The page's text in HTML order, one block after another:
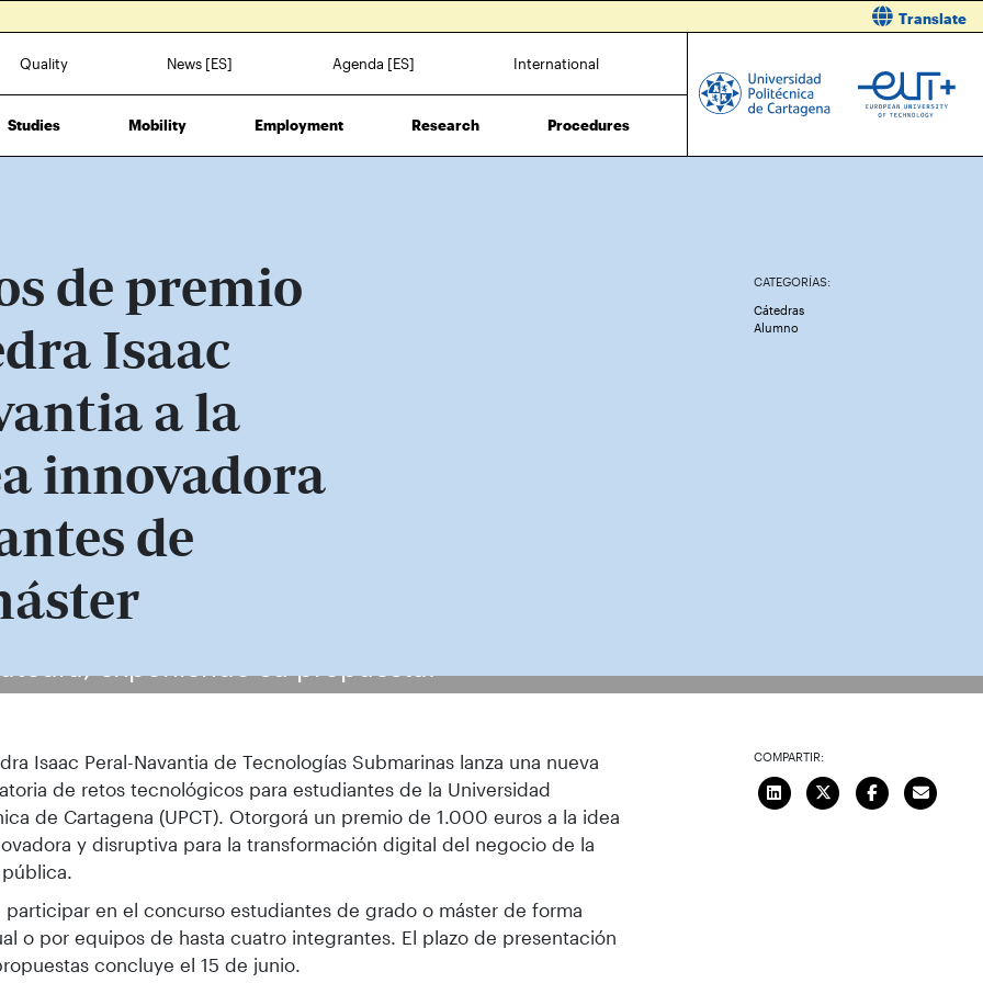
Translate
Quality News [ES] Agenda [ES] International
Studies Mobility Employment Research Procedures
de premio
Isaac
a la
innovadora
de
CATEGORÍAS:
Cátedras
Alumno
Isaac Peral-Navantia de Tecnologías Submarinas lanza una nueva
de retos tecnológicos para estudiantes de la Universidad
de Cartagena (UPCT). Otorgorá un premio de 1.000 euros a la idea
y disruptiva para la transformación digital del negocio de la
participar en el concurso estudiantes de grado o máster de forma
o por equipos de hasta cuatro integrantes. El plazo de presentación
concluye el 15 de junio.
COMPARTIR: